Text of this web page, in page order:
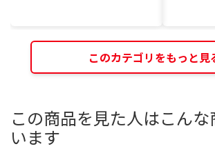
このカテゴリをもっと見
この商品を見た人はこん
います